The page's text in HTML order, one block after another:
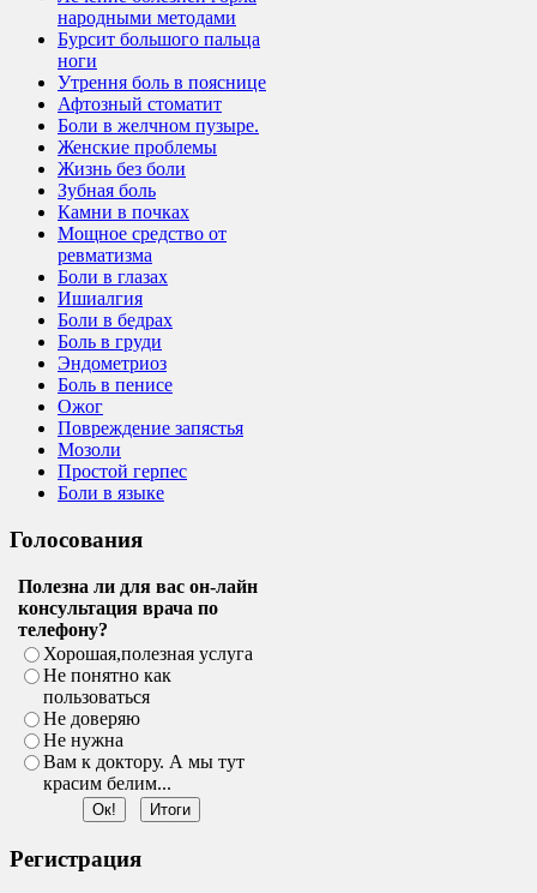
народными методами
Бурсит большого пальца
ноги
Утрення боль в пояснице
Афтозный стоматит
Боли в желчном пузыре.
Женские проблемы
Жизнь без боли
Зубная боль
Камни в почках
Мощное средство от
ревматизма
Боли в глазах
Ишиалгия
Боли в бедрах
Боль в груди
Эндометриоз
Боль в пенисе
Ожог
Повреждение запястья
Мозоли
Простой герпес
Боли в языке
Голосования
Полезна ли для вас он-лайн
консультация врача по
телефону?
Хорошая,полезная услуга
Не понятно как
пользоваться
Не доверяю
Не нужна
Вам к доктору. А мы тут
красим белим...
Регистрация